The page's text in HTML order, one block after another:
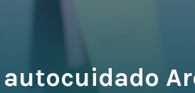
autocuidado